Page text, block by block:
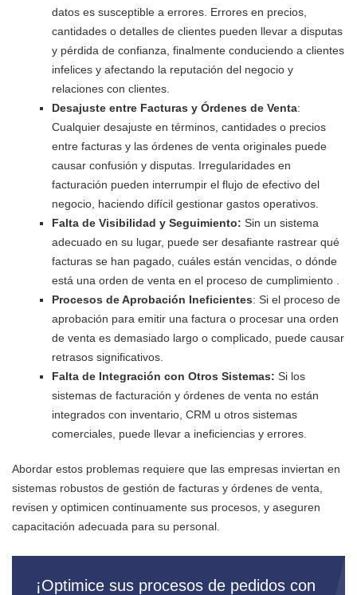
datos es susceptible a errores. Errores en precios,
cantidades o detalles de clientes pueden llevar a disputas
y pérdida de confianza, finalmente conduciendo a clientes
infelices y afectando la reputación del negocio y
relaciones con clientes.
Desajuste entre Facturas y Órdenes de Venta:
Cualquier desajuste en términos, cantidades o precios
entre facturas y las órdenes de venta originales puede
causar confusión y disputas. Irregularidades en
facturación pueden interrumpir el flujo de efectivo del
negocio, haciendo difícil gestionar gastos operativos.
Falta de Visibilidad y Seguimiento: Sin un sistema
adecuado en su lugar, puede ser desafiante rastrear qué
facturas se han pagado, cuáles están vencidas, o dónde
está una orden de venta en el proceso de cumplimiento .
Procesos de Aprobación Ineficientes: Si el proceso de
aprobación para emitir una factura o procesar una orden
de venta es demasiado largo o complicado, puede causar
retrasos significativos.
Falta de Integración con Otros Sistemas: Si los
sistemas de facturación y órdenes de venta no están
integrados con inventario, CRM u otros sistemas
comerciales, puede llevar a ineficiencias y errores.
Abordar estos problemas requiere que las empresas inviertan en
sistemas robustos de gestión de facturas y órdenes de venta,
revisen y optimicen continuamente sus procesos, y aseguren
capacitación adecuada para su personal.
¡Optimice sus procesos de pedidos con